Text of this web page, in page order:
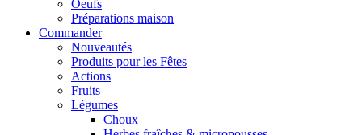
Oeufs
Préparations maison
Commander
Nouveautés
Produits pour les Fêtes
Actions
Fruits
Légumes
Choux